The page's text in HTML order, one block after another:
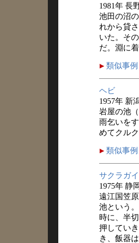
1981年 長
池田の沼
れから貸
いた。そ
だ。淵に
類似事例
ヘビ
1957年 新
岩屋の池
雨乞いを
めてクル
類似事例
サクラガ
1975年 静
遠江国笠
池という
時に、半
押してい
き、飯器